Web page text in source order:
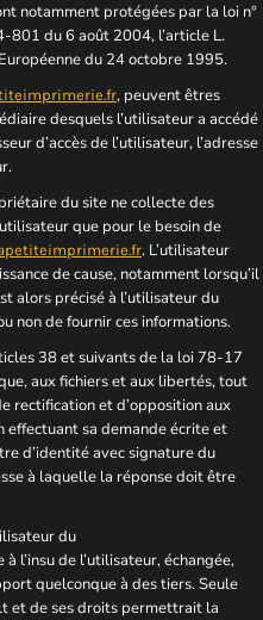
notamment protégées par la loi n°
du 6 août 2004, l’article L.
du 24 octobre 1995.
, peuvent êtres
desquels l’utilisateur a accédé
d’accès de l’utilisateur, l’adresse
du site ne collecte des
que pour le besoin de
. L’utilisateur
de cause, notamment lorsqu’il
alors précisé à l’utilisateur du
non de fournir ces informations.
38 et suivants de la loi 78-17
aux fichiers et aux libertés, tout
rectification et d’opposition aux
effectuant sa demande écrite et
d’identité avec signature du
à laquelle la réponse doit être
du
à l’insu de l’utilisateur, échangée,
quelconque à des tiers. Seule
et de ses droits permettrait la